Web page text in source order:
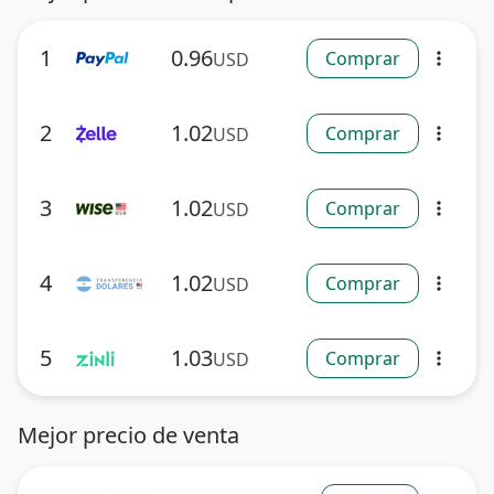
1 0.96USD Comprar more_vert
2 1.02USD Comprar more_vert
3 1.02USD Comprar more_vert
4 1.02USD Comprar more_vert
5 1.03USD Comprar more_vert
Mejor precio de venta